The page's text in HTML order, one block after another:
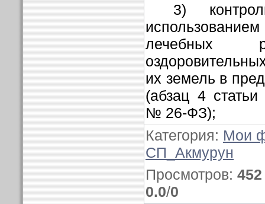
3)
лечебных
их земель в
(абзац 4
№ 26-ФЗ);
Категория: Мои
СП_Акмурун
Просмотров: 452
0.0/0